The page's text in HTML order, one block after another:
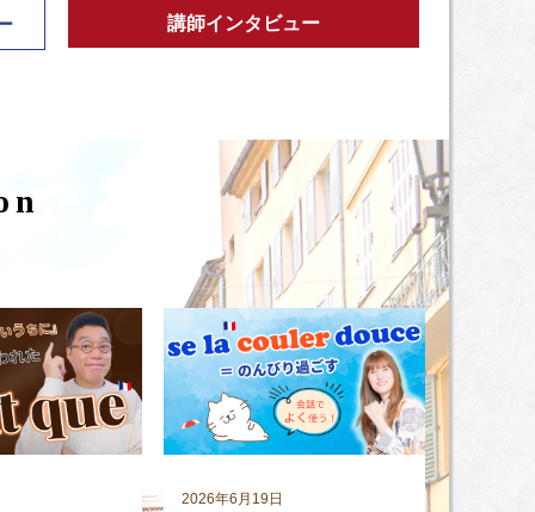
講師インタビュー
2026年6月19日